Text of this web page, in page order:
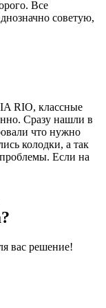
Все
советую,
RIO, классные
Сразу нашли в
что нужно
колодки, а так
Если на
вас решение!